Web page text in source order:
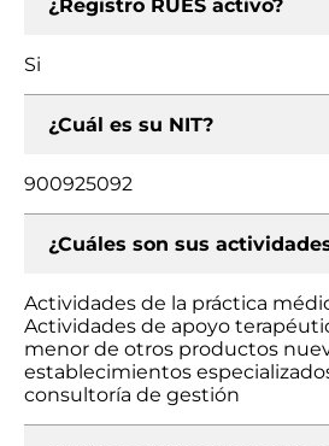
¿Registro RUES activo?
Si
¿Cuál es su NIT?
900925092
¿Cuáles son sus
Actividades de la práctica
Actividades de apoyo
menor de otros productos
establecimientos
consultoría de gestión